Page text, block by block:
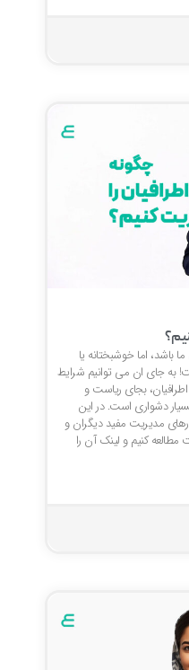
اما خوشبختانه یا
جای ان می توانیم شرایط
بجای ریاست و
دشواری است. در این
مفید دیگران و
کنیم و لینک آن را